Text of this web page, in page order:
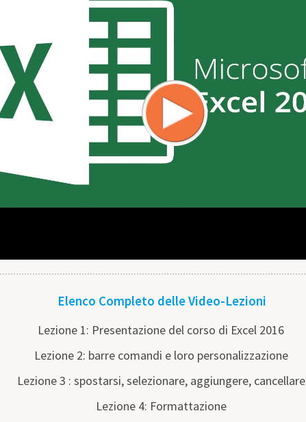
Elenco Completo delle Video-Lezioni
Lezione 1: Presentazione del corso di Excel 2016
Lezione 2: barre comandi e loro personalizzazione
Lezione 3 : spostarsi, selezionare, aggiungere, cancellare
Lezione 4: Formattazione